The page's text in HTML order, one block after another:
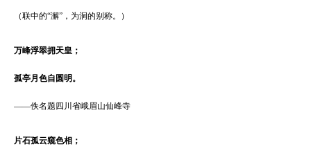
（联中的“澥” ，为洞的别称。）
万峰浮翠拥天皇；
孤亭月色自圆明。
——佚名题四川省峨眉山仙峰寺
片石孤云窥色相；